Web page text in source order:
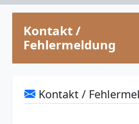
Kontakt /
Fehlermeldung
Kontakt /